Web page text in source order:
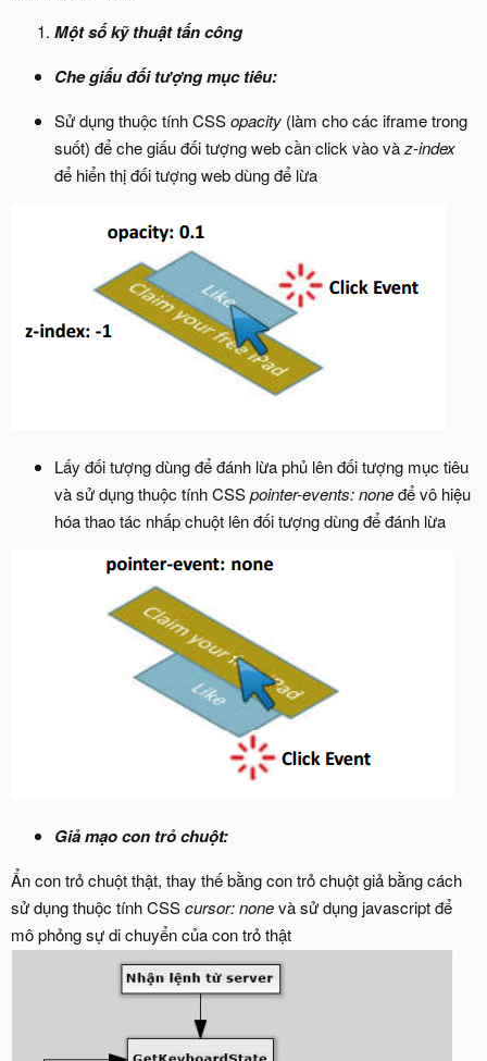
Một số kỹ thuật tấn công
Che giấu đối tượng mục tiêu:
Sử dụng thuộc tính CSSopacity (làm cho các iframe trong
suốt) để che giấu đối tượng web cần click vào vàz-index
để hiển thị đối tượng web dùng để lừa
Lấy đối tượng dùng để đánh lừa phủ lên đối tượng mục tiêu
và sử dụng thuộc tính CSSpointer-events: noneđể vô hiệu
hóa thao tác nhấp chuột lên đối tượng dùng để đánh lừa
Giả mạo con trỏ chuột:
Ẩn con trỏ chuột thật, thay thế bằng con trỏ chuột giả bằng cách
sử dụng thuộc tính CSScursor: nonevà sử dụng javascript để
mô phỏng sự di chuyển của con trỏ thật